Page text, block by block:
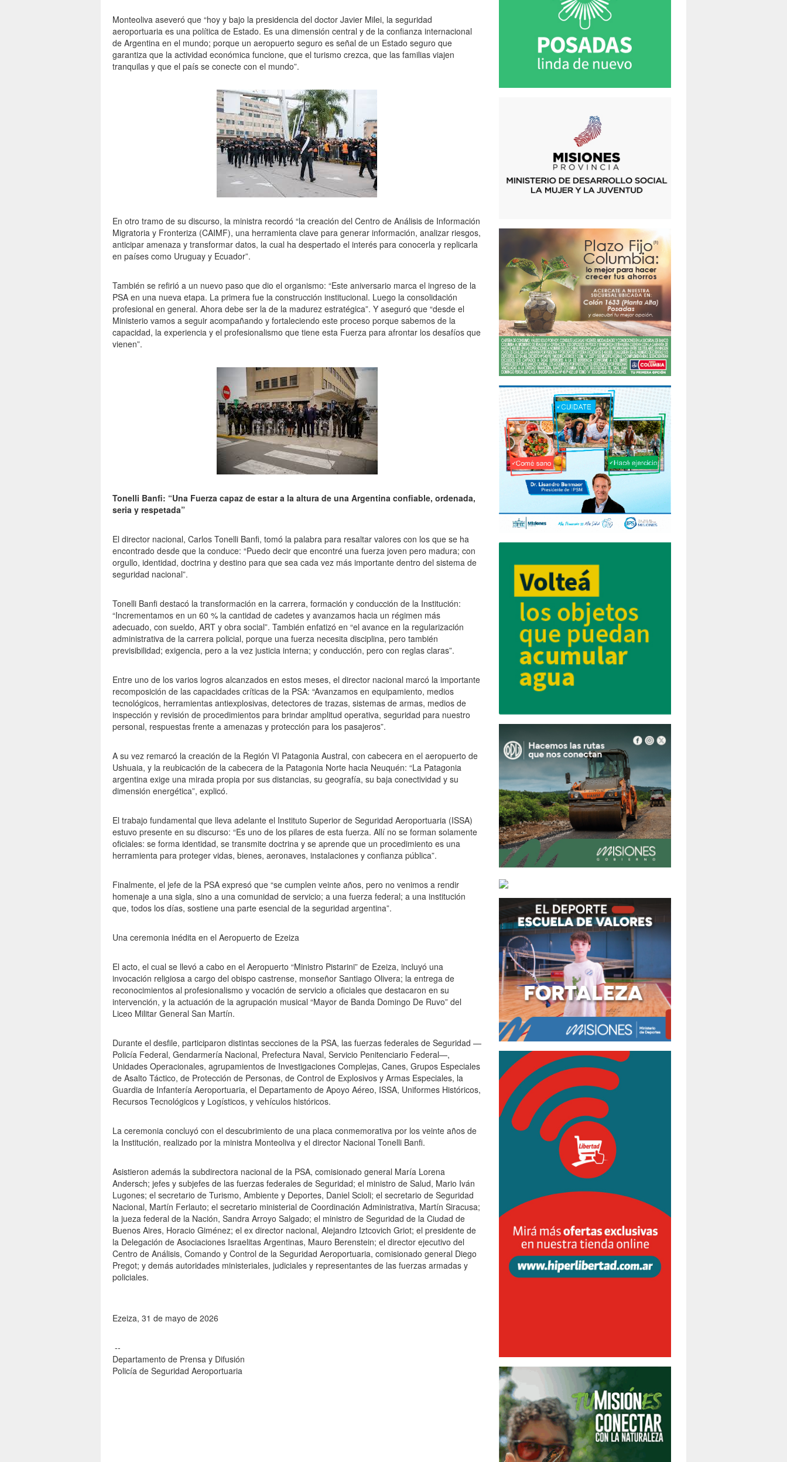
Monteoliva aseveró que “hoy y bajo la presidencia del doctor Javier Milei, la seguridad
aeroportuaria es una política de Estado. Es una dimensión central y de la confianza internacional
de Argentina en el mundo; porque un aeropuerto seguro es señal de un Estado seguro que
garantiza que la actividad económica funcione, que el turismo crezca, que las familias viajen
tranquilas y que el país se conecte con el mundo”.
En otro tramo de su discurso, la ministra recordó “la creación del Centro de Análisis de Información
Migratoria y Fronteriza (CAIMF), una herramienta clave para generar información, analizar riesgos,
anticipar amenaza y transformar datos, la cual ha despertado el interés para conocerla y replicarla
en países como Uruguay y Ecuador”.
También se refirió a un nuevo paso que dio el organismo: “Este aniversario marca el ingreso de la
PSA en una nueva etapa. La primera fue la construcción institucional. Luego la consolidación
profesional en general. Ahora debe ser la de la madurez estratégica”. Y aseguró que “desde el
Ministerio vamos a seguir acompañando y fortaleciendo este proceso porque sabemos de la
capacidad, la experiencia y el profesionalismo que tiene esta Fuerza para afrontar los desafíos que
vienen”.
Tonelli Banfi: “Una Fuerza capaz de estar a la altura de una Argentina confiable, ordenada,
seria y respetada”
El director nacional, Carlos Tonelli Banfi, tomó la palabra para resaltar valores con los que se ha
encontrado desde que la conduce: “Puedo decir que encontré una fuerza joven pero madura; con
orgullo, identidad, doctrina y destino para que sea cada vez más importante dentro del sistema de
seguridad nacional”.
Tonelli Banfi destacó la transformación en la carrera, formación y conducción de la Institución:
“Incrementamos en un 60 % la cantidad de cadetes y avanzamos hacia un régimen más
adecuado, con sueldo, ART y obra social”. También enfatizó en “el avance en la regularización
administrativa de la carrera policial, porque una fuerza necesita disciplina, pero también
previsibilidad; exigencia, pero a la vez justicia interna; y conducción, pero con reglas claras”.
Entre uno de los varios logros alcanzados en estos meses, el director nacional marcó la importante
recomposición de las capacidades críticas de la PSA: “Avanzamos en equipamiento, medios
tecnológicos, herramientas antiexplosivas, detectores de trazas, sistemas de armas, medios de
inspección y revisión de procedimientos para brindar amplitud operativa, seguridad para nuestro
personal, respuestas frente a amenazas y protección para los pasajeros”.
A su vez remarcó la creación de la Región VI Patagonia Austral, con cabecera en el aeropuerto de
Ushuaia, y la reubicación de la cabecera de la Patagonia Norte hacia Neuquén: “La Patagonia
argentina exige una mirada propia por sus distancias, su geografía, su baja conectividad y su
dimensión energética”, explicó.
El trabajo fundamental que lleva adelante el Instituto Superior de Seguridad Aeroportuaria (ISSA)
estuvo presente en su discurso: “Es uno de los pilares de esta fuerza. Allí no se forman solamente
oficiales: se forma identidad, se transmite doctrina y se aprende que un procedimiento es una
herramienta para proteger vidas, bienes, aeronaves, instalaciones y confianza pública”.
Finalmente, el jefe de la PSA expresó que “se cumplen veinte años, pero no venimos a rendir
homenaje a una sigla, sino a una comunidad de servicio; a una fuerza federal; a una institución
que, todos los días, sostiene una parte esencial de la seguridad argentina”.
Una ceremonia inédita en el Aeropuerto de Ezeiza
El acto, el cual se llevó a cabo en el Aeropuerto “Ministro Pistarini” de Ezeiza, incluyó una
invocación religiosa a cargo del obispo castrense, monseñor Santiago Olivera; la entrega de
reconocimientos al profesionalismo y vocación de servicio a oficiales que destacaron en su
intervención, y la actuación de la agrupación musical “Mayor de Banda Domingo De Ruvo” del
Liceo Militar General San Martín.
Durante el desfile, participaron distintas secciones de la PSA, las fuerzas federales de Seguridad —
Policía Federal, Gendarmería Nacional, Prefectura Naval, Servicio Penitenciario Federal—,
Unidades Operacionales, agrupamientos de Investigaciones Complejas, Canes, Grupos Especiales
de Asalto Táctico, de Protección de Personas, de Control de Explosivos y Armas Especiales, la
Guardia de Infantería Aeroportuaria, el Departamento de Apoyo Aéreo, ISSA, Uniformes Históricos,
Recursos Tecnológicos y Logísticos, y vehículos históricos.
La ceremonia concluyó con el descubrimiento de una placa conmemorativa por los veinte años de
la Institución, realizado por la ministra Monteoliva y el director Nacional Tonelli Banfi.
Asistieron además la subdirectora nacional de la PSA, comisionado general María Lorena
Andersch; jefes y subjefes de las fuerzas federales de Seguridad; el ministro de Salud, Mario Iván
Lugones; el secretario de Turismo, Ambiente y Deportes, Daniel Scioli; el secretario de Seguridad
Nacional, Martín Ferlauto; el secretario ministerial de Coordinación Administrativa, Martín Siracusa;
la jueza federal de la Nación, Sandra Arroyo Salgado; el ministro de Seguridad de la Ciudad de
Buenos Aires, Horacio Giménez; el ex director nacional, Alejandro Iztcovich Griot; el presidente de
la Delegación de Asociaciones Israelitas Argentinas, Mauro Berenstein; el director ejecutivo del
Centro de Análisis, Comando y Control de la Seguridad Aeroportuaria, comisionado general Diego
Pregot; y demás autoridades ministeriales, judiciales y representantes de las fuerzas armadas y
policiales.
Ezeiza, 31 de mayo de 2026
--
Departamento de Prensa y Difusión
Policía de Seguridad Aeroportuaria